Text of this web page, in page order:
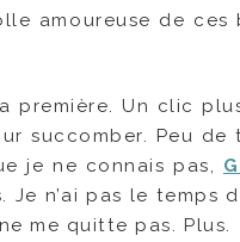
amoureuse de
première. Un clic
succomber. Peu de
je ne connais pas,
n’ai pas le temps
me quitte pas. Plus.